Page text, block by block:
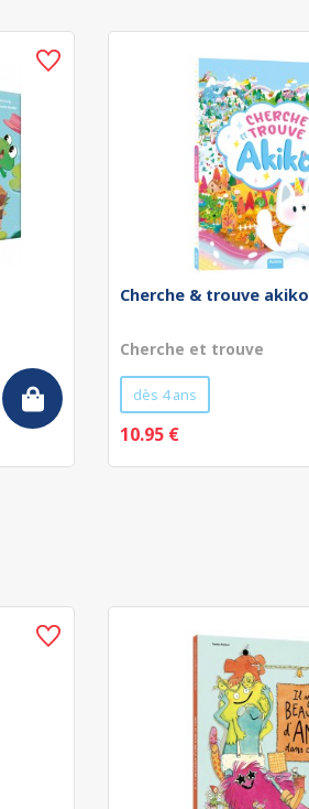
Cherche & trouve akiko
Cherche et trouve
dès 4 ans
10.95 €